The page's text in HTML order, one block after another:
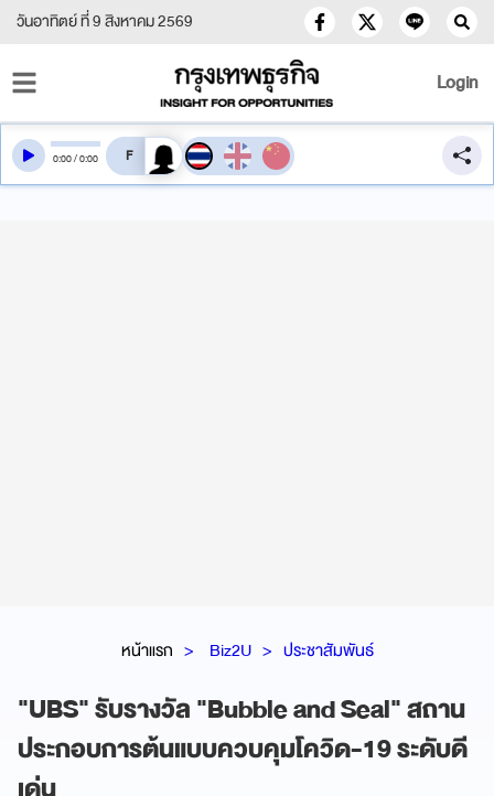
วันอาทิตย์ ที่ 9 สิงหาคม 2569
Login
หน้าแรก Biz2U ประชาสัมพันธ์
"UBS" รับรางวัล "Bubble and Seal" สถาน
ประกอบการต้นแบบควบคุมโควิด-19 ระดับดี
0:00/0:00 สลับเสียงอ่าน